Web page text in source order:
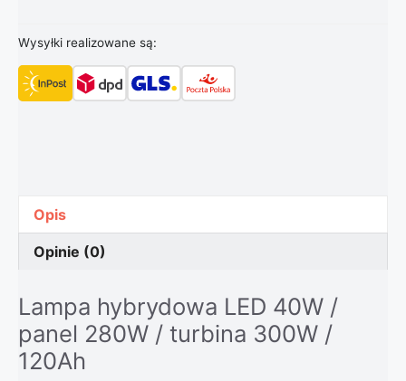
Wysyłki realizowane są:
Opis
Opinie (0)
Lampa hybrydowa LED 40W /
panel 280W / turbina 300W /
120Ah